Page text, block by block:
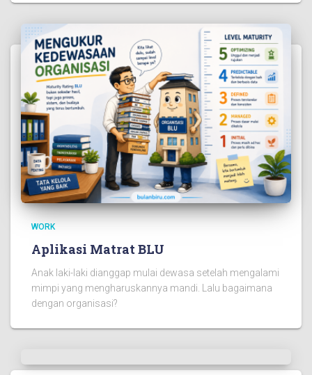
WORK
Aplikasi Matrat BLU
Anak laki-laki dianggap mulai dewasa setelah mengalami
mimpi yang mengharuskannya mandi. Lalu bagaimana
dengan organisasi?